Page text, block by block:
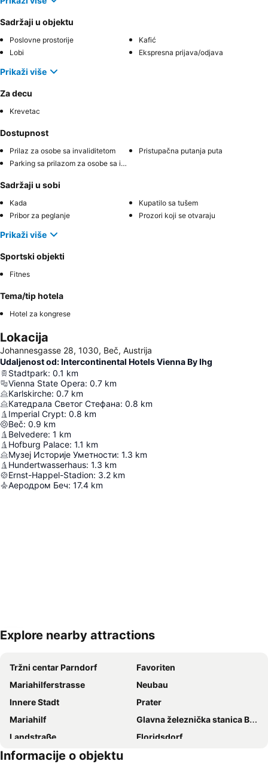
Sadržaji u objektu
Poslovne prostorije
Kafić
Lobi
Ekspresna prijava/odjava
Prikaži više
Za decu
Krevetac
Dostupnost
Prilaz za osobe sa invaliditetom
Pristupačna putanja puta
Parking sa prilazom za osobe sa invaliditetom
Sadržaji u sobi
Kada
Kupatilo sa tušem
Pribor za peglanje
Prozori koji se otvaraju
Prikaži više
Sportski objekti
Fitnes
Tema/tip hotela
Hotel za kongrese
Lokacija
Johannesgasse 28, 1030, Beč, Austrija
Udaljenost od: Intercontinental Hotels Vienna By Ihg
Stadtpark: 0.1 km
Vienna State Opera: 0.7 km
Karlskirche: 0.7 km
Катедрала Светог Стефана: 0.8 km
Imperial Crypt: 0.8 km
Beč: 0.9 km
Belvedere: 1 km
Hofburg Palace: 1.1 km
Музеј Историје Уметности: 1.3 km
Hundertwasserhaus: 1.3 km
Ernst-Happel-Stadion: 3.2 km
Аеродром Беч: 17.4 km
Explore nearby attractions
Tržni centar Parndorf
Favoriten
Mariahilferstrasse
Neubau
Innere Stadt
Prater
Mariahilf
Glavna železnička stanica Beč
Landstraße
Floridsdorf
Vienna Airport
Informacije o objektu